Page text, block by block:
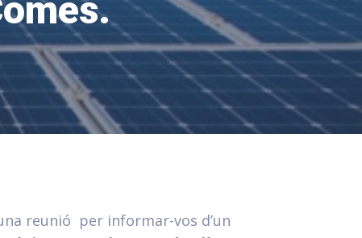
reunió per informar-vos d’un